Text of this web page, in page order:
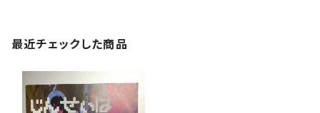
最近チェックした商品